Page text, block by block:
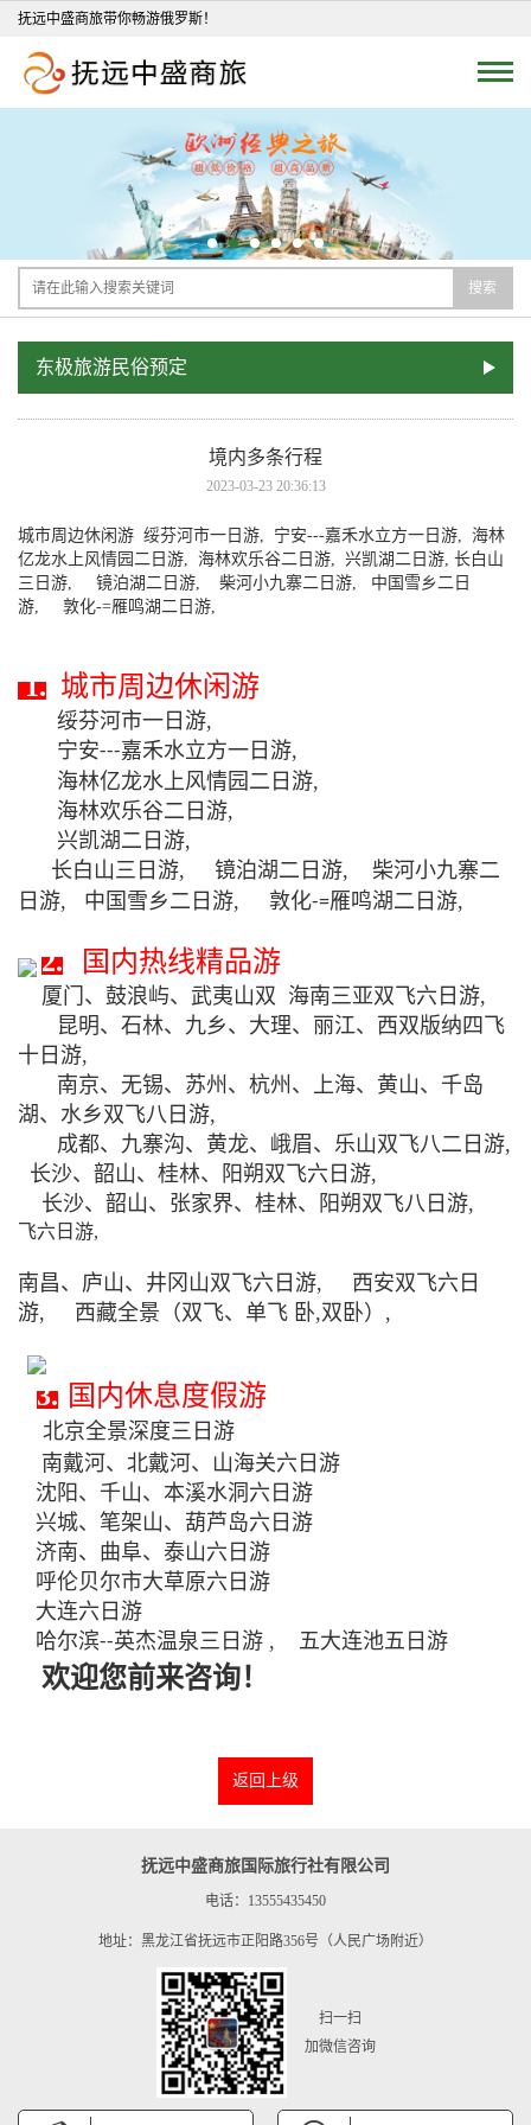
抚远中盛商旅带你畅游俄罗斯！
搜索
东极旅游民俗预定
境内多条行程
2023-03-23 20:36:13
城市周边休闲游 绥芬河市一日游, 宁安---嘉禾水立方一日游, 海林
亿龙水上风情园二日游, 海林欢乐谷二日游, 兴凯湖二日游, 长白山
三日游, 镜泊湖二日游, 柴河小九寨二日游, 中国雪乡二日
游, 敦化-=雁鸣湖二日游,
1. 城市周边休闲游
绥芬河市一日游,
宁安---嘉禾水立方一日游,
海林亿龙水上风情园二日游,
海林欢乐谷二日游,
兴凯湖二日游,
长白山三日游, 镜泊湖二日游, 柴河小九寨二
日游, 中国雪乡二日游, 敦化-=雁鸣湖二日游,
2. 国内热线精品游
厦门、鼓浪屿、武夷山双 海南三亚双飞六日游,
昆明、石林、九乡、大理、丽江、西双版纳四飞
十日游,
南京、无锡、苏州、杭州、上海、黄山、千岛
湖、水乡双飞八日游,
成都、九寨沟、黄龙、峨眉、乐山双飞八二日游,
长沙、韶山、桂林、阳朔双飞六日游,
长沙、韶山、张家界、桂林、阳朔双飞八日游,
飞六日游,
南昌、庐山、井冈山双飞六日游, 西安双飞六日
游, 西藏全景（双飞、单飞 卧,双卧）,
3. 国内休息度假游
北京全景深度三日游
南戴河、北戴河、山海关六日游
沈阳、千山、本溪水洞六日游
兴城、笔架山、葫芦岛六日游
济南、曲阜、泰山六日游
呼伦贝尔市大草原六日游
大连六日游
哈尔滨--英杰温泉三日游 , 五大连池五日游
欢迎您前来咨询！
返回上级
抚远中盛商旅国际旅行社有限公司
电话：13555435450
地址：黑龙江省抚远市正阳路356号（人民广场附近）
扫一扫
加微信咨询